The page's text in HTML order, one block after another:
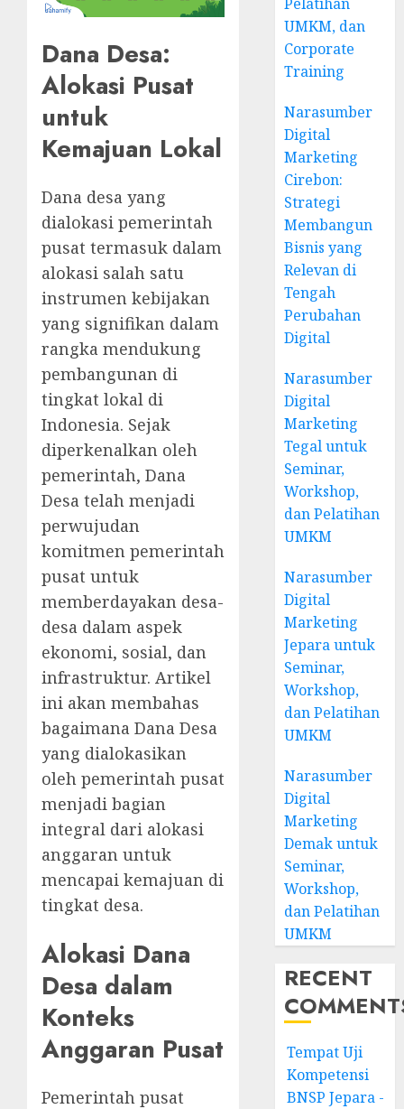
Dana Desa:
Alokasi Pusat
untuk
Kemajuan Lokal
Dana desa yang
dialokasi pemerintah
pusat termasuk dalam
alokasi salah satu
instrumen kebijakan
yang signifikan dalam
rangka mendukung
pembangunan di
tingkat lokal di
Indonesia. Sejak
diperkenalkan oleh
pemerintah, Dana
Desa telah menjadi
perwujudan
komitmen pemerintah
pusat untuk
memberdayakan desa-
desa dalam aspek
ekonomi, sosial, dan
infrastruktur. Artikel
ini akan membahas
bagaimana Dana Desa
yang dialokasikan
oleh pemerintah pusat
menjadi bagian
integral dari alokasi
anggaran untuk
mencapai kemajuan di
tingkat desa.
Alokasi Dana
Desa dalam
Konteks
Anggaran Pusat
Pemerintah pusat
UMKM, dan
Corporate
Training
Narasumber
Digital
Marketing
Cirebon:
Strategi
Membangun
Bisnis yang
Relevan di
Tengah
Perubahan
Digital
Narasumber
Digital
Marketing
Tegal untuk
Seminar,
Workshop,
dan Pelatihan
UMKM
Narasumber
Digital
Marketing
Jepara untuk
Seminar,
Workshop,
dan Pelatihan
UMKM
Narasumber
Digital
Marketing
Demak untuk
Seminar,
Workshop,
dan Pelatihan
UMKM
RECENT
Tempat Uji
Kompetensi
BNSP Jepara -